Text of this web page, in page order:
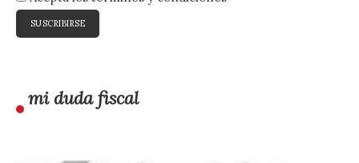
mi duda fiscal